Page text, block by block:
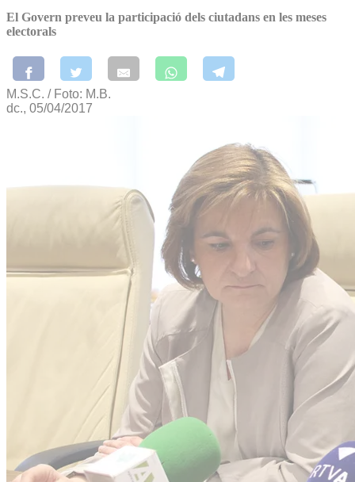
El Govern preveu la participació dels ciutadans en les meses
electorals
M.S.C. / Foto: M.B.
dc., 05/04/2017